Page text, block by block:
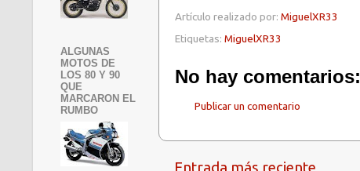
Artículo realizado por: MiguelXR33
Etiquetas: MiguelXR33
No hay comentarios:
Publicar un comentario
Entrada más reciente
ALGUNAS
MOTOS DE
LOS 80 Y 90
QUE
MARCARON EL
RUMBO